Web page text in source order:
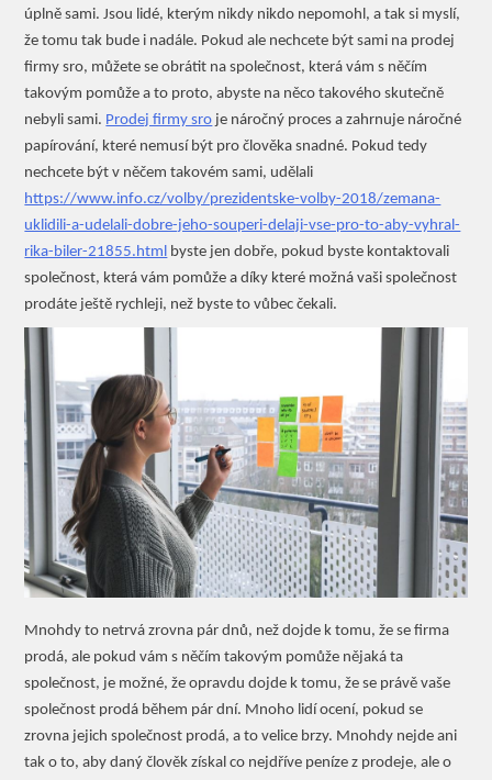
úplně sami. Jsou lidé, kterým nikdy nikdo nepomohl, a tak si myslí,
že tomu tak bude i nadále. Pokud ale nechcete být sami na prodej
firmy sro, můžete se obrátit na společnost, která vám s něčím
takovým pomůže a to proto, abyste na něco takového skutečně
nebyli sami. Prodej firmy sro je náročný proces a zahrnuje náročné
papírování, které nemusí být pro člověka snadné. Pokud tedy
nechcete být v něčem takovém sami, udělali
https://www.info.cz/volby/prezidentske-volby-2018/zemana-
uklidili-a-udelali-dobre-jeho-souperi-delaji-vse-pro-to-aby-vyhral-
rika-biler-21855.html byste jen dobře, pokud byste kontaktovali
společnost, která vám pomůže a díky které možná vaši společnost
prodáte ještě rychleji, než byste to vůbec čekali.
Mnohdy to netrvá zrovna pár dnů, než dojde k tomu, že se firma
prodá, ale pokud vám s něčím takovým pomůže nějaká ta
společnost, je možné, že opravdu dojde k tomu, že se právě vaše
společnost prodá během pár dní. Mnoho lidí ocení, pokud se
zrovna jejich společnost prodá, a to velice brzy. Mnohdy nejde ani
tak o to, aby daný člověk získal co nejdříve peníze z prodeje, ale o